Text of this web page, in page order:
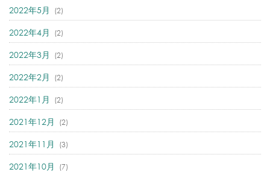
2022年5月 (2)
2022年4月 (2)
2022年3月 (2)
2022年2月 (2)
2022年1月 (2)
2021年12月 (2)
2021年11月 (3)
2021年10月 (7)